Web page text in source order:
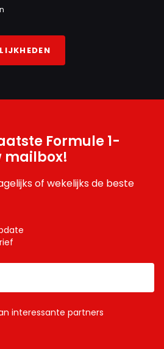
Formule 1-
mailbox!
of wekelijks de beste
interessante partners